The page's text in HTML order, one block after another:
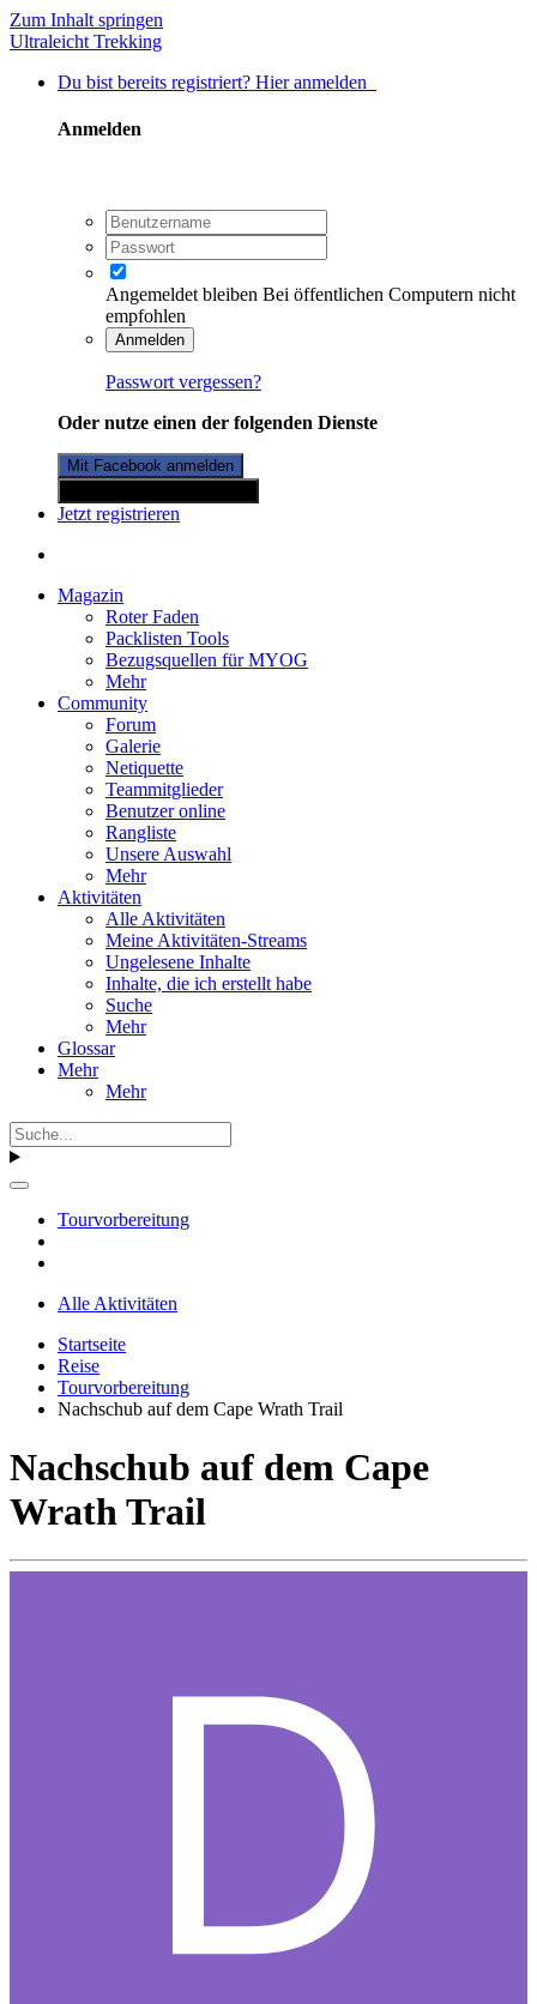
Zum Inhalt springen
Ultraleicht Trekking
Du bist bereits registriert? Hier anmelden
Anmelden
Angemeldet bleiben Bei öffentlichen Computern nicht
empfohlen
Anmelden
Passwort vergessen?
Oder nutze einen der folgenden Dienste
Mit Facebook anmelden
Jetzt registrieren
Magazin
Roter Faden
Packlisten Tools
Bezugsquellen für MYOG
Mehr
Community
Forum
Galerie
Netiquette
Teammitglieder
Benutzer online
Rangliste
Unsere Auswahl
Mehr
Aktivitäten
Alle Aktivitäten
Meine Aktivitäten-Streams
Ungelesene Inhalte
Inhalte, die ich erstellt habe
Suche
Mehr
Glossar
Mehr
Mehr
Tourvorbereitung
Alle Aktivitäten
Startseite
Reise
Tourvorbereitung
Nachschub auf dem Cape Wrath Trail
Nachschub auf dem Cape
Wrath Trail